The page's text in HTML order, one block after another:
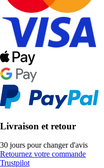
Livraison et retour
30 jours pour changer d'avis
Retournez votre commande
Trustpilot